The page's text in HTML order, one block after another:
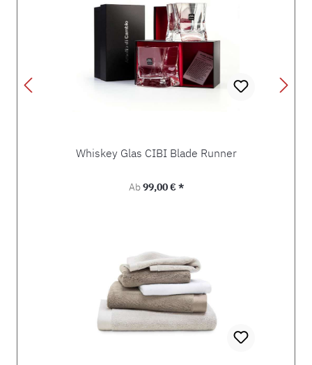
Whiskey Glas CIBI Blade Runner
Regulärer Preis:
Ab99,00 € *